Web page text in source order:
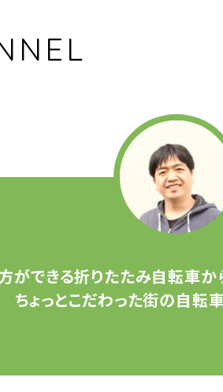
ができる折りたたみ自転車か
ちょっとこだわった街の自転車